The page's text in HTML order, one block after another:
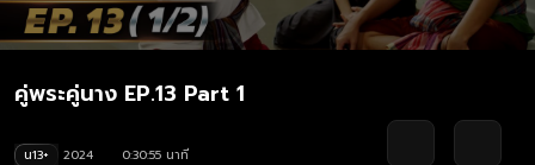
คู่พระคู่นาง EP.13 Part 1
น13+ 2024
0:30:55 นาที